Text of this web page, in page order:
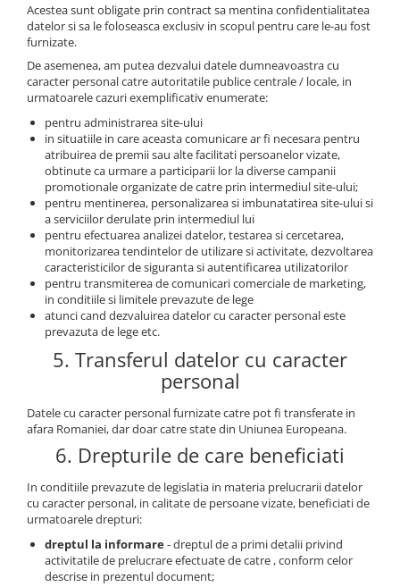
Acestea sunt obligate prin contract sa mentina confidentialitatea
datelor si sa le foloseasca exclusiv in scopul pentru care le-au fost
furnizate.
De asemenea, am putea dezvalui datele dumneavoastra cu
caracter personal catre autoritatile publice centrale / locale, in
urmatoarele cazuri exemplificativ enumerate:
pentru administrarea site-ului
in situatiile in care aceasta comunicare ar fi necesara pentru
atribuirea de premii sau alte facilitati persoanelor vizate,
obtinute ca urmare a participarii lor la diverse campanii
promotionale organizate de catre prin intermediul site-ului;
pentru mentinerea, personalizarea si imbunatatirea site-ului si
a serviciilor derulate prin intermediul lui
pentru efectuarea analizei datelor, testarea si cercetarea,
monitorizarea tendintelor de utilizare si activitate, dezvoltarea
caracteristicilor de siguranta si autentificarea utilizatorilor
pentru transmiterea de comunicari comerciale de marketing,
in conditiile si limitele prevazute de lege
atunci cand dezvaluirea datelor cu caracter personal este
prevazuta de lege etc.
5. Transferul datelor cu caracter
personal
Datele cu caracter personal furnizate catre pot fi transferate in
afara Romaniei, dar doar catre state din Uniunea Europeana.
6. Drepturile de care beneficiati
In conditiile prevazute de legislatia in materia prelucrarii datelor
cu caracter personal, in calitate de persoane vizate, beneficiati de
urmatoarele drepturi:
dreptul la informare- dreptul de a primi detalii privind
activitatile de prelucrare efectuate de catre , conform celor
descrise in prezentul document;